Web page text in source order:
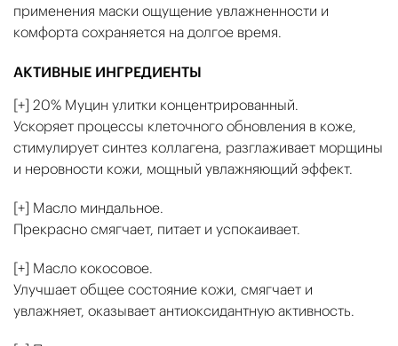
применения маски ощущение увлажненности и
комфорта сохраняется на долгое время.
АКТИВНЫЕ ИНГРЕДИЕНТЫ
[+] 20% Муцин улитки концентрированный.
Ускоряет процессы клеточного обновления в коже,
стимулирует синтез коллагена, разглаживает морщины
и неровности кожи, мощный увлажняющий эффект.
[+] Масло миндальное.
Прекрасно смягчает, питает и успокаивает.
[+] Масло кокосовое.
Улучшает общее состояние кожи, смягчает и
увлажняет, оказывает антиоксидантную активность.